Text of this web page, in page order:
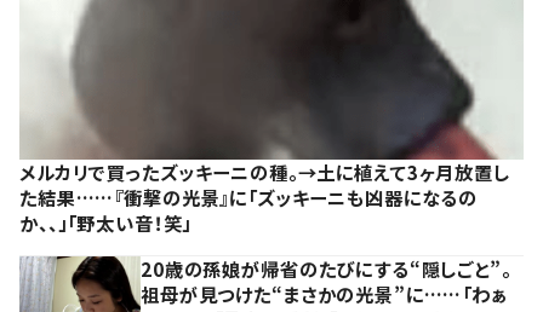
メルカリで買ったズッキーニの種。→土に植えて3ヶ月放置し
た結果……『衝撃の光景』に「ズッキーニも凶器になるの
か、、」「野太い音！笑」
20歳の孫娘が帰省のたびにする“隠しごと”。
祖母が見つけた“まさかの光景”に……「わぁ